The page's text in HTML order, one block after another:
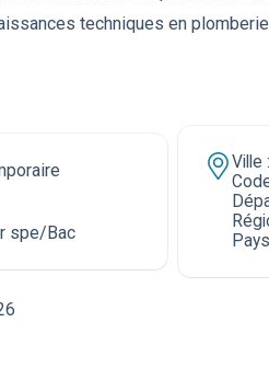
techniques en
spe/Bac
Ville